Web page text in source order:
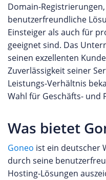
Domain-
benutzerfreundliche
Einsteiger als auch für
geeignet sind. Das
seinen exzellenten
Zuverlässigkeit seiner
Leistungs-Verhältnis
Wahl für Geschäfts- und
Was bietet
Goneo ist ein deutscher
durch seine
Hosting-Lösungen